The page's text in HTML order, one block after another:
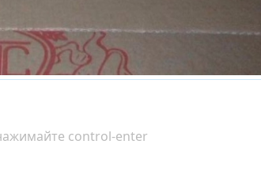
control-enter